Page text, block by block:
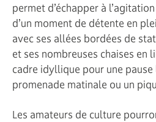
permet d’échapper à
d’un moment de détente en
avec ses allées bordées de
et ses nombreuses chaises en
cadre idyllique pour une pause
promenade matinale ou un
Les amateurs de culture